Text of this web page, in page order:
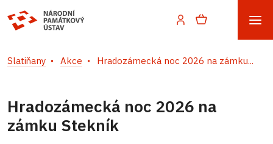
Slatiňany Akce Hradozámecká noc 2026 na zámku...
Hradozámecká noc 2026 na
zámku Stekník